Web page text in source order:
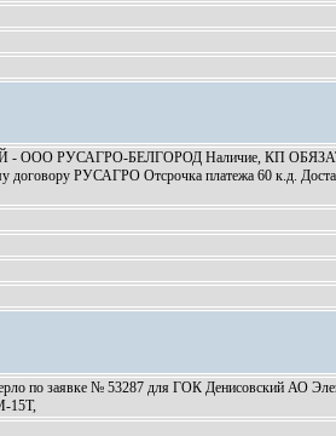
- ООО РУСАГРО-БЕЛГОРОД Наличие, КП
РУСАГРО Отсрочка платежа 60 к.д.
по заявке № 53287 для ГОК Денисовский АО
15T,